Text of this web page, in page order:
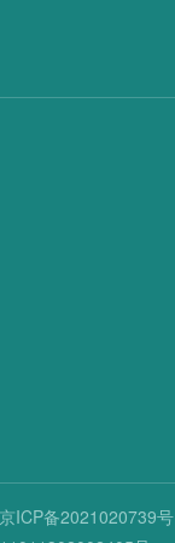
京ICP备2021020739号